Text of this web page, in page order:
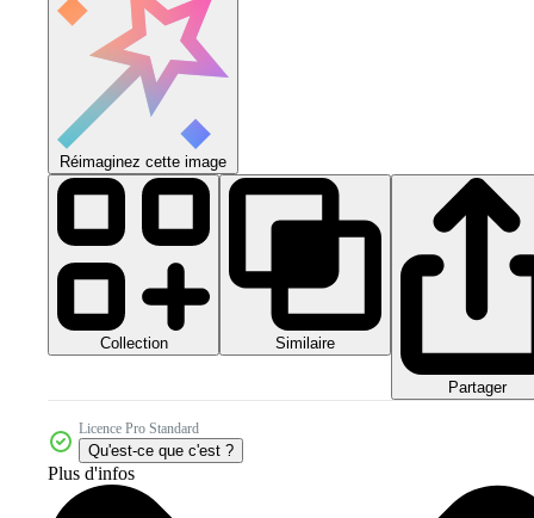
Réimaginez cette image
Collection Similaire
Partager
Licence Pro Standard
Qu'est-ce que c'est ?
Plus d'infos